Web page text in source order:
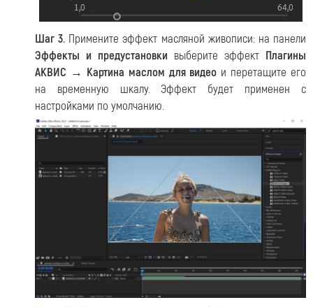
Шаг 3. Примените эффект масляной живописи: на панели
Эффекты и предустановки выберите эффект Плагины
АКВИС → Картина маслом для видео и перетащите его
на временную шкалу. Эффект будет применен с
настройками по умолчанию.